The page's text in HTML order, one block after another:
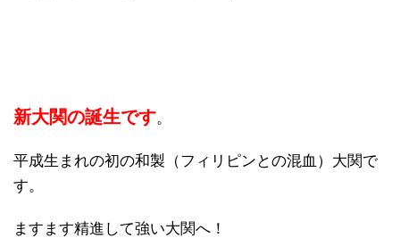
新大関の誕生です。
平成生まれの初の和製（フィリピンとの混血）大関で
す。
ますます精進して強い大関へ！